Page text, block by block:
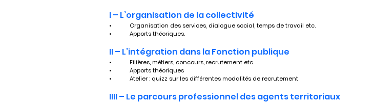
I – L’organisation de la collectivité
•	Organisation des services, dialogue social, temps de travail etc.
•	Apports théoriques.
II – L’intégration dans la Fonction publique
•	Filières, métiers, concours, recrutement etc.
•	Apports théoriques
•	Atelier : quizz sur les différentes modalités de recrutement
IIII – Le parcours professionnel des agents territoriaux